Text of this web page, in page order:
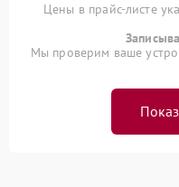
Цены в прайс-листе
Мы проверим ваше